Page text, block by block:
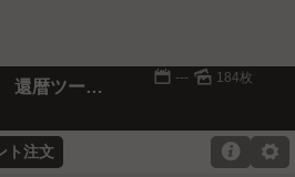
2018.11.11.バイクロン 還暦ツーリング 📅 --- 🌄 184枚
ト注文 ⚙
